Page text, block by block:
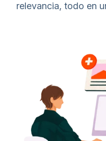
relevancia, todo en